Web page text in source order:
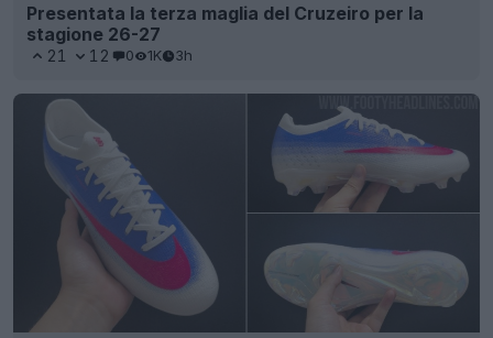
Presentata la terza maglia del Cruzeiro per la
stagione 26-27
21 12 0 1K 3h